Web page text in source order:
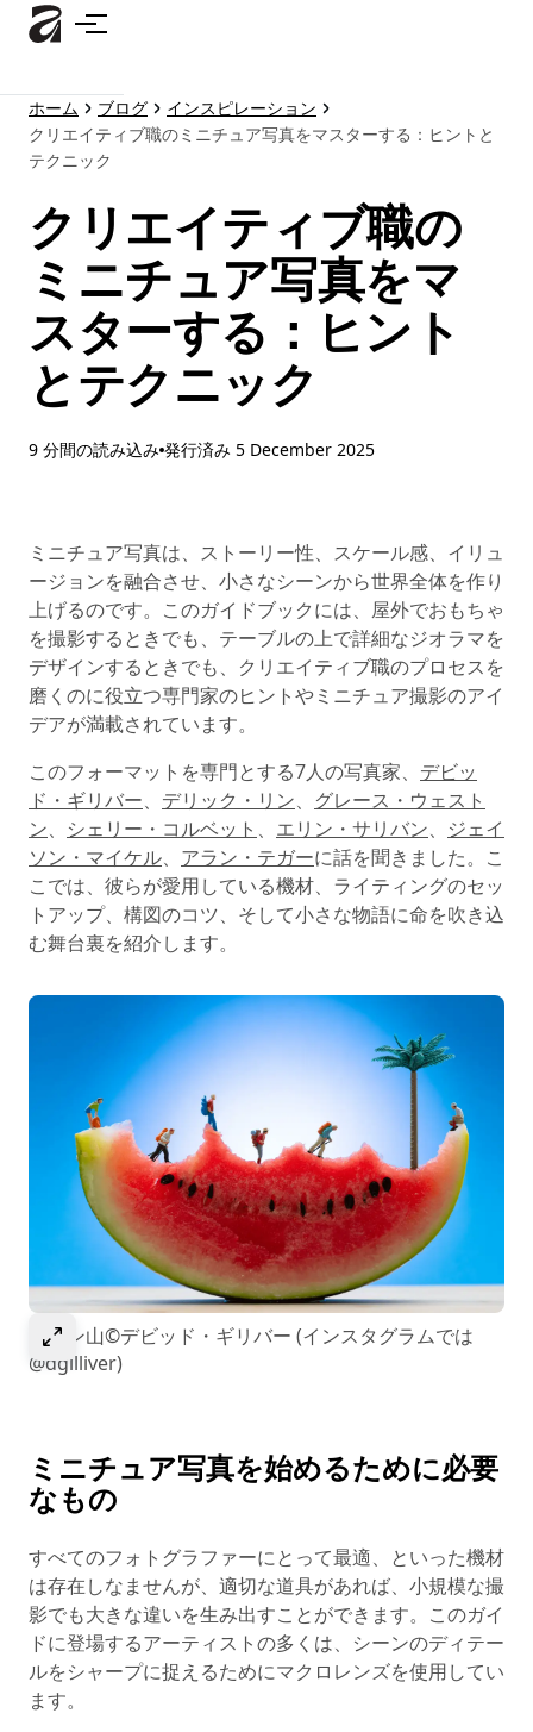
コ ホーム ブログ
インスピレーション
クリエイティブ職のミニチュア写真をマスターする：ヒントと
テクニック
クリエイティブ職の
ミニチュア写真をマ
スターする：ヒント
とテクニック
9 分間の読み込み 発行済み 5 December 2025
ミニチュア写真は、ストーリー性、スケール感、イリュ
ージョンを融合させ、小さなシーンから世界全体を作り
上げるのです。このガイドブックには、屋外でおもちゃ
を撮影するときでも、テーブルの上で詳細なジオラマを
デザインするときでも、クリエイティブ職のプロセスを
磨くのに役立つ専門家のヒントやミニチュア撮影のアイ
デアが満載されています。
このフォーマットを専門とする7人の写真家、 デビッ
ド・ギリバー、 デリック・リン、 グレース・ウェスト
ン、 シェリー・コルベット 、 エリン・サリバン、 ジェイ
ソン・マイケル、 アラン・テガーに話を聞きました。こ
こでは、彼らが愛用している機材、ライティングのセッ
トアップ、構図のコツ、そして小さな物語に命を吹き込
む舞台裏を紹介します。
選択して画像を拡大
メロン山©デビッド・ギリバー (インスタグラムでは
@dgilliver)
ミニチュア写真を始めるために必要
なもの
すべてのフォトグラファーにとって最適、といった機材
は存在しなませんが、適切な道具があれば、小規模な撮
影でも大きな違いを生み出すことができます。このガイ
ドに登場するアーティストの多くは、シーンのディテー
ルをシャープに捉えるためにマクロレンズを使用してい
ます。